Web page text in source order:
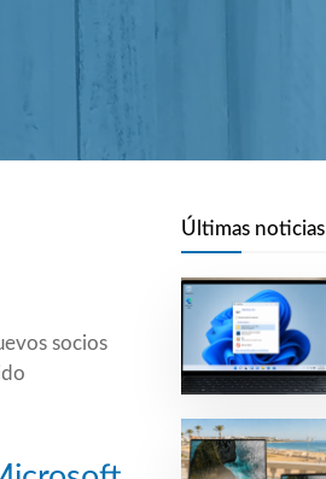
socios
Últimas noticias